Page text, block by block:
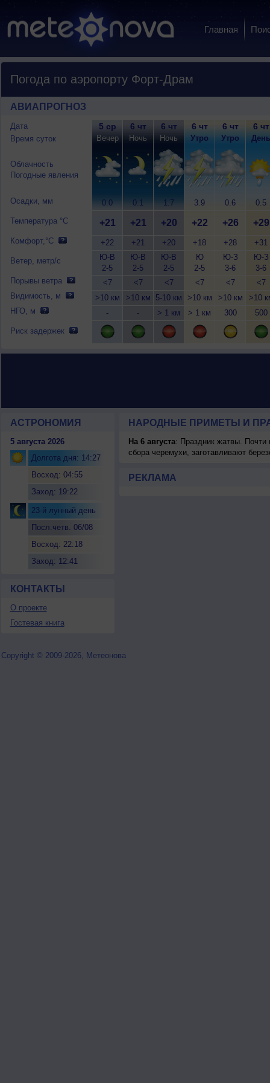
Главная
Погода по аэропорту Форт-Драм
АВИАПРОГНОЗ
Дата
Время суток
Облачность
Погодные явления
Осадки, мм
Температура °C
Комфорт,°C
Ветер, метр/с
Порывы ветра
Видимость, м
НГО, м
Риск задержек
5 ср
Вечер
0.0
+21
+22
Ю-В
2-5
<7
>10 км
-
6 чт
Ночь
0.1
+21
+21
Ю-В
2-5
<7
>10 км
-
6 чт
Ночь
1.7
+20
+20
Ю-В
2-5
<7
5-10 км
> 1 км
6 чт
Утро
3.9
+22
+18
Ю
2-5
<7
>10 км
> 1 км
6 чт
Утро
0.6
+26
+28
Ю-З
3-6
<7
>10 км
300
6 чт
День
0.5
+29
+31
Ю-З
3-6
<7
>10
500
АСТРОНОМИЯ
5 августа 2026
Долгота дня: 14:27
Восход: 04:55
Заход: 19:22
23-й лунный день
Посл.четв. 06/08
Восход: 22:18
Заход: 12:41
КОНТАКТЫ
О проекте
Гостевая книга
НАРОДНЫЕ ПРИМЕТЫ И
На 6 августа: Праздник жатвы. Почти
сбора черемухи, заготавливают
РЕКЛАМА
Copyright © 2009-2026, Метеонова